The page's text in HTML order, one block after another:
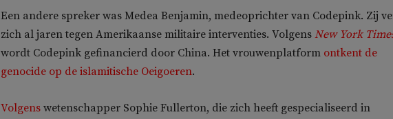
Een andere spreker was Medea Benjamin, medeoprichter van Codepink. Zij
zich al jaren tegen Amerikaanse militaire interventies. Volgens New York
wordt Codepink gefinancierd door China. Het vrouwenplatform ontkent de
genocide op de islamitische Oeigoeren.
Volgens wetenschapper Sophie Fullerton, die zich heeft gespecialiseerd in